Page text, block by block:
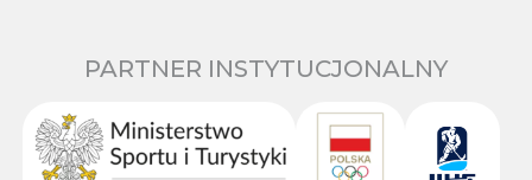
PARTNER INSTYTUCJONALNY